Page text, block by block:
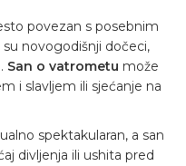
povezan s posebnim
novogodišnji dočeci,
San o vatrometu može
i slavljem ili sjećanje na
spektakularan, a san
divljenja ili ushita pred